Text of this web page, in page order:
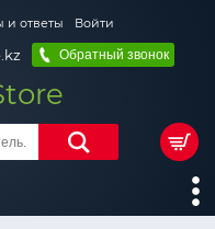
и ответы Войти
Обратный звонок